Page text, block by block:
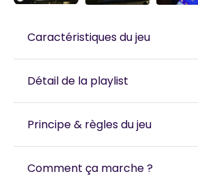
Caractéristiques du jeu
Détail de la playlist
Principe & règles du jeu
Comment ça marche ?